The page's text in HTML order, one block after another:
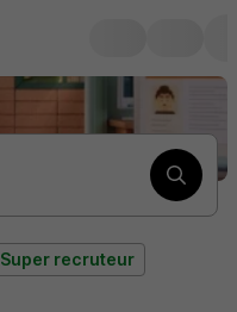
Super recruteur